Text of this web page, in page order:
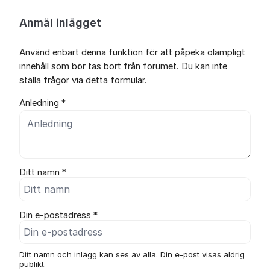
Anmäl inlägget
Använd enbart denna funktion för att påpeka olämpligt
innehåll som bör tas bort från forumet. Du kan inte
ställa frågor via detta formulär.
Anledning *
Ditt namn *
Din e-postadress *
Ditt namn och inlägg kan ses av alla. Din e-post visas aldrig
publikt.